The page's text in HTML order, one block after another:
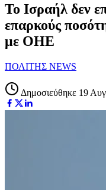
Το Ισραήλ δεν
επαρκούς
με ΟΗΕ
ΠΟΛΙΤΗΣ NEWS
Δημοσιεύθηκε 19